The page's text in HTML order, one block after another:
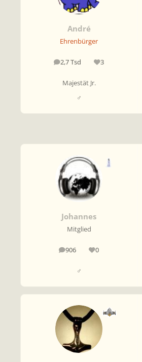
André
Ehrenbürger
2,7 Tsd
Beiträge 3
Reputation
Majestät Jr.
♂
Johannes
Mitglied
906
Beiträge 0
Reputation
♂